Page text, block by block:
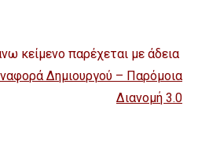
κείμενο παρέχεται με άδεια
Δημιουργού – Παρόμοια
Διανομή 3.0